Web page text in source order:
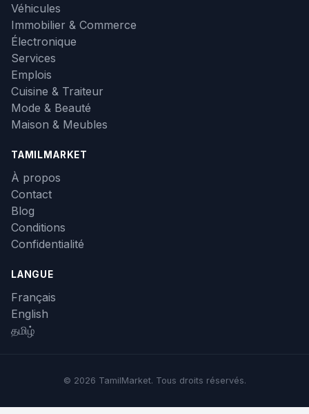
Véhicules
Immobilier & Commerce
Électronique
Services
Emplois
Cuisine & Traiteur
Mode & Beauté
Maison & Meubles
TAMILMARKET
À propos
Contact
Blog
Conditions
Confidentialité
LANGUE
Français
English
தமிழ்
© 2026 TamilMarket. Tous droits réservés.